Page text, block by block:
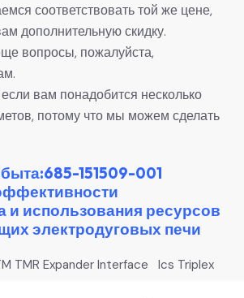
соответствовать той же цене,
дополнительную скидку.
вопросы, пожалуйста,
вам понадобится несколько
потому что мы можем сделать
151509-001
и использования ресурсов
электродуговых печи
TMR Expander Interface Ics Triplex